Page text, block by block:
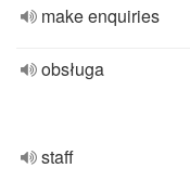
make enquiries
obsługa
staff